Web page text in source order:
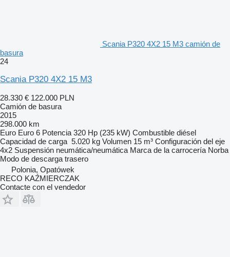
Scania P320 4X2 15 M3 camión de
basura
24
Scania P320 4X2 15 M3
28.330 € 122.000 PLN
Camión de basura
2015
298.000 km
Euro Euro 6 Potencia 320 Hp (235 kW) Combustible diésel
Capacidad de carga 5.020 kg Volumen 15 m³ Configuración del eje
4x2 Suspensión neumática/neumática Marca de la carrocería Norba
Modo de descarga trasero
Polonia, Opatówek
RECO KAŹMIERCZAK
Contacte con el vendedor